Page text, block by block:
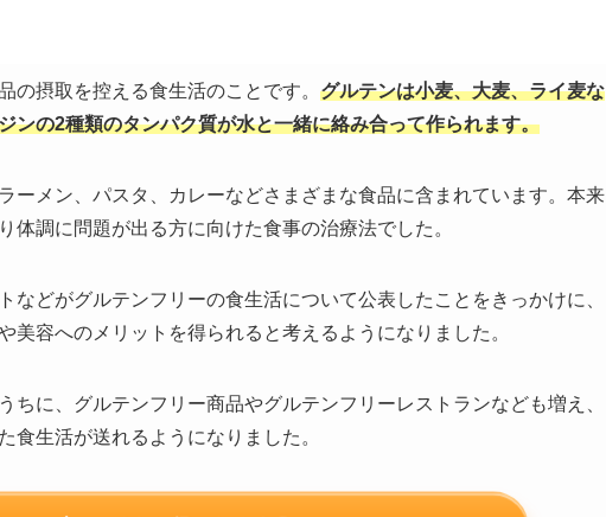
の摂取を控える食生活のことです。 グルテンは小麦、大麦、ライ麦な
ンの2種類のタンパク質が水と一緒に絡み合って作られます。
ーメン、パスタ、カレーなどさまざまな食品に含まれています。本来
体調に問題が出る方に向けた食事の治療法でした。
などがグルテンフリーの食生活について公表したことをきっかけに、
美容へのメリットを得られると考えるようになりました。
ちに、グルテンフリー商品やグルテンフリーレストランなども増え、
食生活が送れるようになりました。